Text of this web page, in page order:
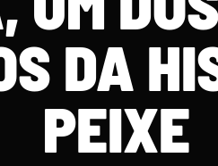
DA
PEIXE